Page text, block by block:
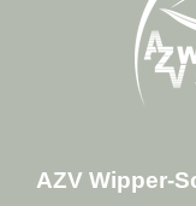
AZV Wipper-